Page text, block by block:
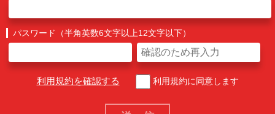
パスワード（半角英数6文字以上12文字以下）
利用規約を確認する 利用規約に同意します